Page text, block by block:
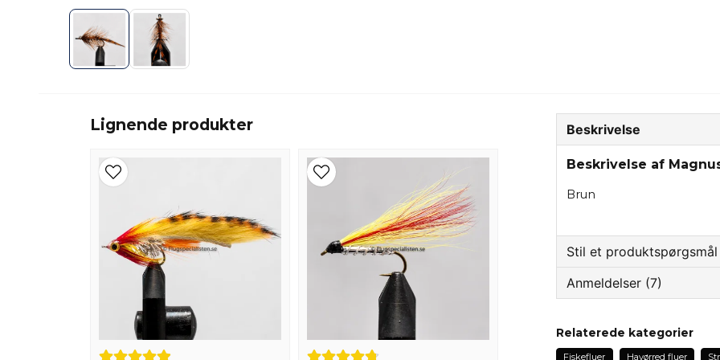
Lignende produkter Beskrivelse
Beskrivelse af
Brun
Stil et produktspørgsmål
question
Anmeldelser (7)
Reidar
Relaterede kategorier
Fiskefluer Havørred fluer